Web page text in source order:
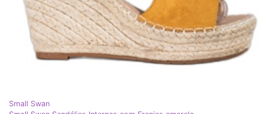
Small Swan